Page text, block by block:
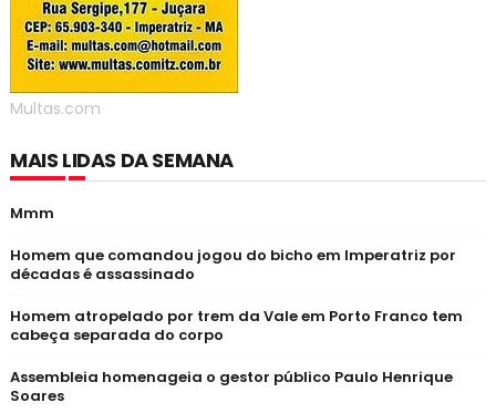
Multas.com
MAIS LIDAS DA SEMANA
Mmm
Homem que comandou jogou do bicho em Imperatriz por
décadas é assassinado
Homem atropelado por trem da Vale em Porto Franco tem
cabeça separada do corpo
Assembleia homenageia o gestor público Paulo Henrique
Soares